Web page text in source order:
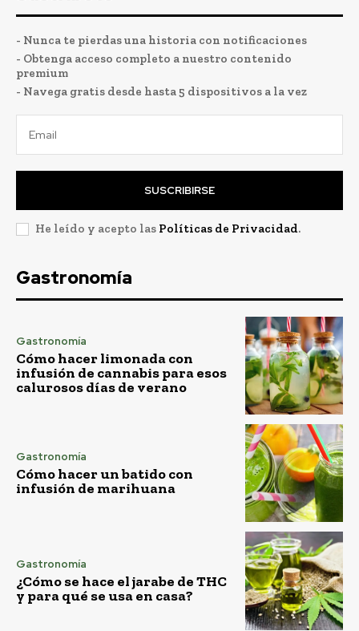
- Nunca te pierdas una historia con notificaciones
- Obtenga acceso completo a nuestro contenido
premium
- Navega gratis desde hasta 5 dispositivos a la vez
SUSCRIBIRSE
He leído y acepto las Políticas de Privacidad.
Gastronomía
Gastronomía
Cómo hacer limonada con
infusión de cannabis para esos
calurosos días de verano
Gastronomía
Cómo hacer un batido con
infusión de marihuana
Gastronomía
¿Cómo se hace el jarabe de THC
y para qué se usa en casa?